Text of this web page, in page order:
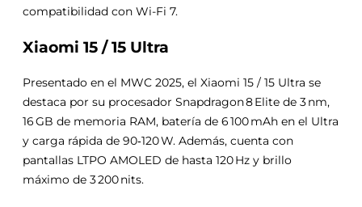
compatibilidad con Wi-Fi 7.
Xiaomi 15 / 15 Ultra
Presentado en el MWC 2025, el Xiaomi 15 / 15 Ultra se
destaca por su procesador Snapdragon 8 Elite de 3 nm,
16 GB de memoria RAM, batería de 6 100 mAh en el Ultra
y carga rápida de 90‑120 W. Además, cuenta con
pantallas LTPO AMOLED de hasta 120 Hz y brillo
máximo de 3 200 nits.